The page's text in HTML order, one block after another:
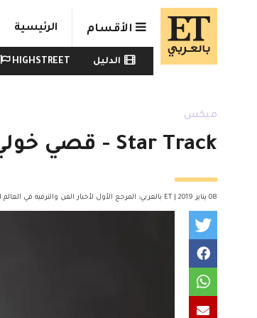
Skip to main content
الأقسام الرئيسية
Watch menu
الدليل HIGHSTREET
ميكس
Star Track - قصي خولي
08 يناير 2019 | ET بالعربي: المرجع الأول لأخبار الفن والترفيه في العالم العربي